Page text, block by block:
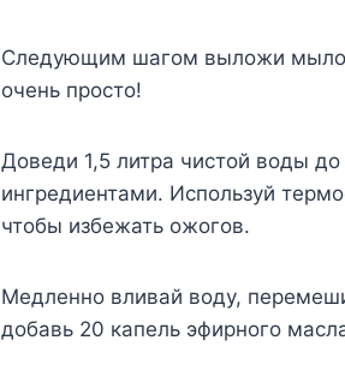
Следующим шагом выложи мыло
очень просто!
Доведи 1,5 литра чистой воды
ингредиентами. Используй
чтобы избежать ожогов.
Медленно вливай воду,
добавь 20 капель эфирного